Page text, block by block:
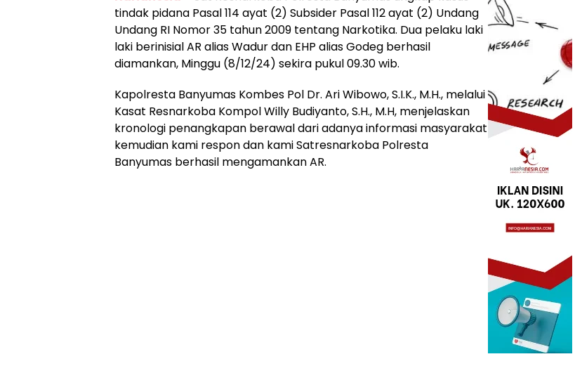
tindak pidana Pasal 114 ayat (2) Subsider Pasal 112 ayat (2) Undang
Undang RI Nomor 35 tahun 2009 tentang Narkotika. Dua pelaku laki
laki berinisial AR alias Wadur dan EHP alias Godeg berhasil
diamankan, Minggu (8/12/24) sekira pukul 09.30 wib.
Kapolresta Banyumas Kombes Pol Dr. Ari Wibowo, S.I.K., M.H., melalui
Kasat Resnarkoba Kompol Willy Budiyanto, S.H., M.H, menjelaskan
kronologi penangkapan berawal dari adanya informasi masyarakat
kemudian kami respon dan kami Satresnarkoba Polresta
Banyumas berhasil mengamankan AR.